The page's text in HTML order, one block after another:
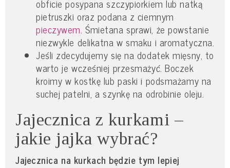
obficie posypana szczypiorkiem lub natką
pietruszki oraz podana z ciemnym
pieczywem. Śmietana sprawi, że powstanie
niezwykle delikatna w smaku i aromatyczna.
Jeśli zdecydujemy się na dodatek mięsny, to
warto je wcześniej przesmażyć. Boczek
kroimy w kostkę lub paski i podsmażamy na
suchej patelni, a szynkę na odrobinie oleju.
Jajecznica z kurkami –
jakie jajka wybrać?
Jajecznica na kurkach będzie tym lepiej